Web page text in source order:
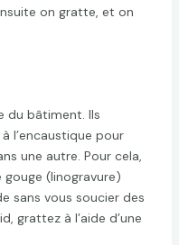
on gratte, et on
du bâtiment. Ils
l’encaustique pour
une autre. Pour cela,
gouge (linogravure)
sans vous soucier des
grattez à l’aide d’une